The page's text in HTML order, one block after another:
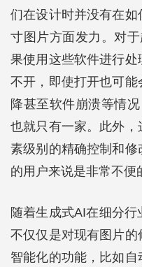
们在设计时并没有在如
寸图片方面发力。对
果使用这些软件进行
不开，即使打开也可
降甚至软件崩溃等情
也就只有一家。此外
素级别的精确控制和
的用户来说是非常不便
随着生成式AI在细分
不仅仅是对现有图片
智能化的功能，比如